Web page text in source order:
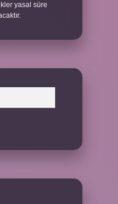
yasal süre